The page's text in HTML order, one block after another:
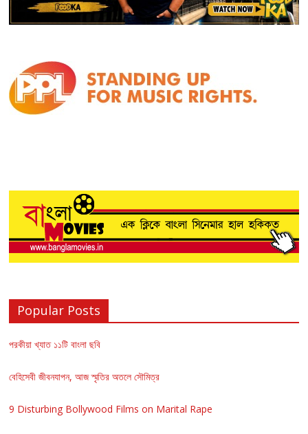
Popular Posts
পরকীয়া খ্যাত ১১টি বাংলা ছবি
বেহিসেবী জীবনযাপন, আজ স্মৃতির অতলে সৌমিত্র
9 Disturbing Bollywood Films on Marital Rape